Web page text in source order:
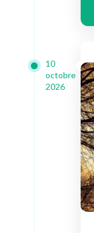
10
octobre
2026